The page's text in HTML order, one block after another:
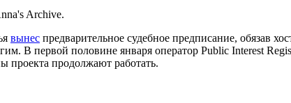
Archive.
вынес предварительное судебное предписание, обязав
В первой половине января оператор Public Interest
проекта продолжают работать.